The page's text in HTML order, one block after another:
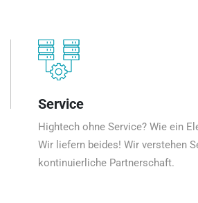
Service
Hightech ohne Service? Wie ein
Wir liefern beides! Wir verstehen
kontinuierliche Partnerschaft.